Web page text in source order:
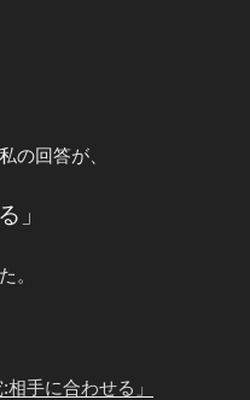
の回答が、
」
。
手に合わせる」